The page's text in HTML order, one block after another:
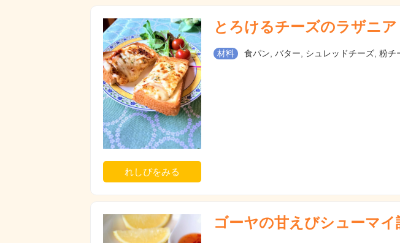
れしぴをみる
とろけるチーズのラザニア
材料 食パン, バター, シュレッドチーズ, 粉チ
ゴーヤの甘えびシューマイ